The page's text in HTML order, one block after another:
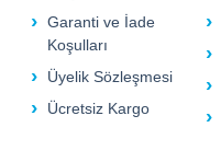
Garanti ve İade
Koşulları
Üyelik Sözleşmesi
Ücretsiz Kargo